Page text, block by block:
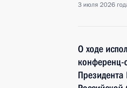
3 июля 2026
О ходе
конференц-